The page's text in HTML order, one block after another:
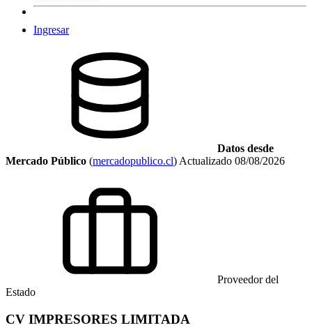
Ingresar
Datos desde
Mercado Público (mercadopublico.cl) Actualizado 08/08/2026
Proveedor del
Estado
CV IMPRESORES LIMITADA